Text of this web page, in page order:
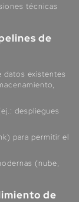
técnicas
de
datos existentes
despliegues
para permitir el
(nube,
de